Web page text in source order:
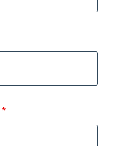
*